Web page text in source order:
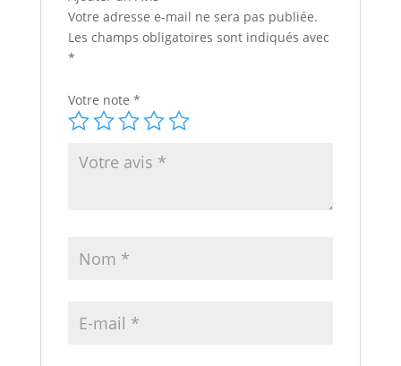
Votre adresse e-mail ne sera pas publiée.
Les champs obligatoires sont indiqués avec
*
Votre note *